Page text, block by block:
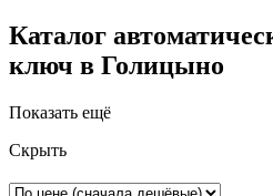
Каталог
ключ в Голицыно
Показать ещё
Скрыть